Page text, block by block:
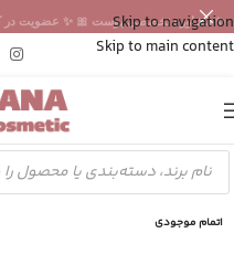
Skip to navigation
Skip to main content
✨ مشاوره تخصصی پوست 🎀 ✨ عضویت در
اتمام موجودی